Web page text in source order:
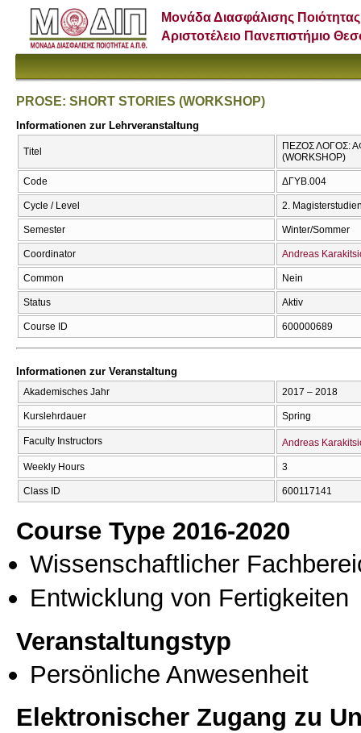
Μονάδα Διασφάλισης Ποιότητας
Αριστοτέλειο Πανεπιστήμιο
PROSE: SHORT STORIES (WORKSHOP)
Informationen zur Lehrveranstaltung
Titel
ΠΕΖΟΣ ΛΟΓΟΣ:
(WORKSHOP)
Code ΔΓΥΒ.004
Cycle / Level 2.
Semester Winter/Sommer
Coordinator Andreas
Common Nein
Status Aktiv
Course ID 600000689
Informationen zur Veranstaltung
Akademisches Jahr 2017 – 2018
Kurslehrdauer Spring
Faculty Instructors Andreas
Weekly Hours 3
Class ID 600117141
Course Type 2016-2020
Wissenschaftlicher
Entwicklung von Fertigkeiten
Veranstaltungstyp
Persönliche Anwesenheit
Elektronischer Zugang zu